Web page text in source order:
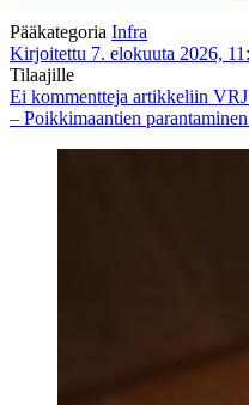
Pääkategoria Infra
Kirjoitettu 7. elokuuta 2026,
Tilaajille
Ei kommentteja artikkeliin
– Poikkimaantien